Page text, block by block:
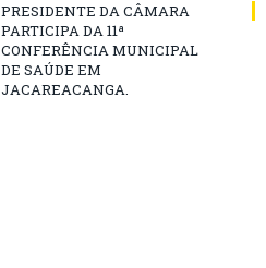
PRESIDENTE DA CÂMARA
PARTICIPA DA 11ª
CONFERÊNCIA MUNICIPAL
DE SAÚDE EM
JACAREACANGA.